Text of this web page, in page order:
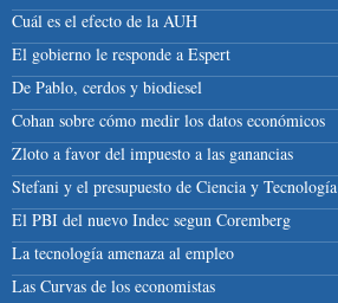
Cuál es el efecto de la AUH
El gobierno le responde a Espert
De Pablo, cerdos y biodiesel
Cohan sobre cómo medir los datos económicos
Zloto a favor del impuesto a las ganancias
Stefani y el presupuesto de Ciencia y Tecnología
El PBI del nuevo Indec segun Coremberg
La tecnología amenaza al empleo
Las Curvas de los economistas